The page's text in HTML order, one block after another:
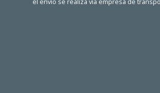
el envío se realiza vía empresa de